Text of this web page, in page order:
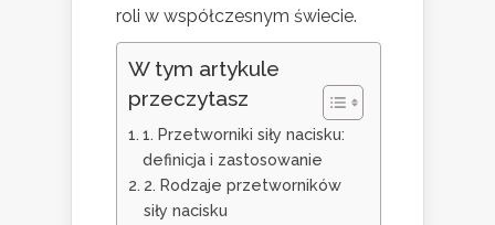
roli w współczesnym świecie.
W tym artykule
przeczytasz
1. Przetworniki siły nacisku:
definicja i zastosowanie
2. Rodzaje przetworników
siły nacisku